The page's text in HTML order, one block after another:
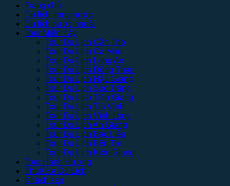
Trang chủ
Du lịch trong nước
Du lịch nước ngoài
Tour Miền Tây
Tour Du Lịch Cần Thơ
Tour Du Lịch Cà Mau
Tour Du Lịch Long An
Tour Du Lịch Đồng Tháp
Tour Du Lịch Hậu Giang
Tour Du Lịch Sóc Trăng
Tour Du Lịch Tiền Giang
Tour Du Lịch Trà Vinh
Tour Du Lịch Vĩnh Long
Tour Du Lịch An Giang
Tour Du Lịch Bạc Liêu
Tour Du Lịch Bến Tre
Tour Du Lịch Kiên Giang
Tour Hành Hương
Thuê Xe Du Lịch
Khách sạn